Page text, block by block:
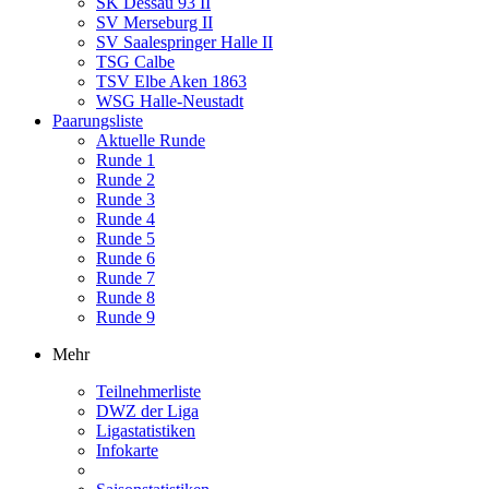
SV Merseburg II
SV Saalespringer Halle II
TSG Calbe
TSV Elbe Aken 1863
WSG Halle-Neustadt
Paarungsliste
Aktuelle Runde
Runde 1
Runde 2
Runde 3
Runde 4
Runde 5
Runde 6
Runde 7
Runde 8
Runde 9
Mehr
Teilnehmerliste
DWZ der Liga
Ligastatistiken
Infokarte